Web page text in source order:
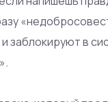
заблокируют в